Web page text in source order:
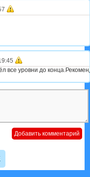
все уровни до